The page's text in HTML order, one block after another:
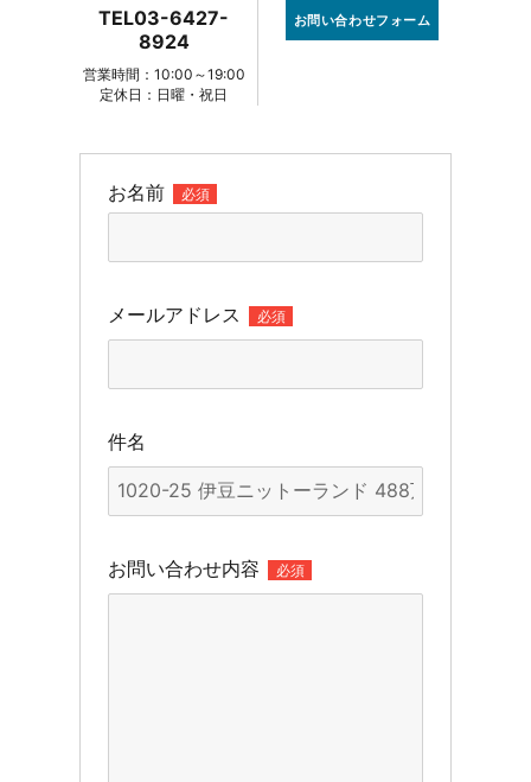
TEL03-6427-
8924
営業時間：10:00～19:00
定休日：日曜・祝日
お問い合わせフォーム
お名前 必須
メールアドレス 必須
件名
お問い合わせ内容 必須